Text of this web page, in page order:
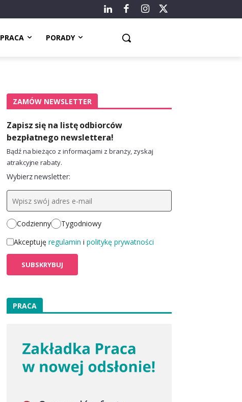
PRACA PORADY
ZAMÓW NEWSLETTER
Zapisz się na listę odbiorców
bezpłatnego newslettera!
Bądź na bieżąco z informacjami z branży, zyskaj
atrakcyjne rabaty.
Wybierz newsletter:
Codzienny
Tygodniowy
Akceptuję regulamin i politykę prywatności
PRACA